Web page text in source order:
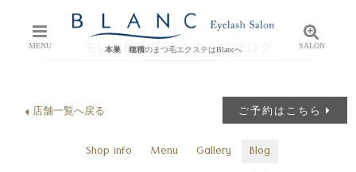
MENU 本巣 穂積のまつ毛エクステはBlancへ SALON
モレラ岐阜店のスタッフブログ
ご予約はこちら
店舗一覧へ戻る
Shop info Menu Gallery Blog